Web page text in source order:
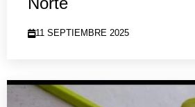
11 SEPTIEMBRE 2025